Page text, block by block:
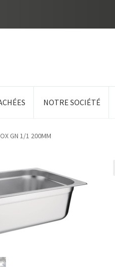
NOTRE SOCIÉTÉ
GN 1/1 200MM